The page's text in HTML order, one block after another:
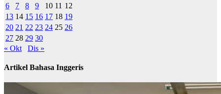
6
7 8 9 10 11 12
13 14 15 16 17 18 19
20 21 22 23 24 25 26
27 28 29 30
« Okt
Dis »
Artikel Bahasa Inggeris